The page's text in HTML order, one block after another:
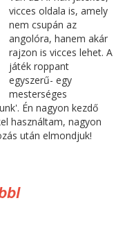
vicces oldala is, amely
nem csupán az
angolóra, hanem akár
rajzon is vicces lehet. A
játék roppant
egyszerű- egy
mesterséges
Én nagyon kezdő
használtam, nagyon
után elmondjuk!